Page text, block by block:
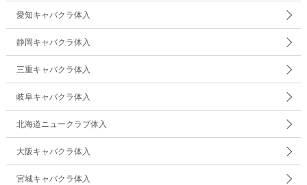
愛知キャバクラ体入
静岡キャバクラ体入
三重キャバクラ体入
岐阜キャバクラ体入
北海道ニュークラブ体入
大阪キャバクラ体入
宮城キャバクラ体入